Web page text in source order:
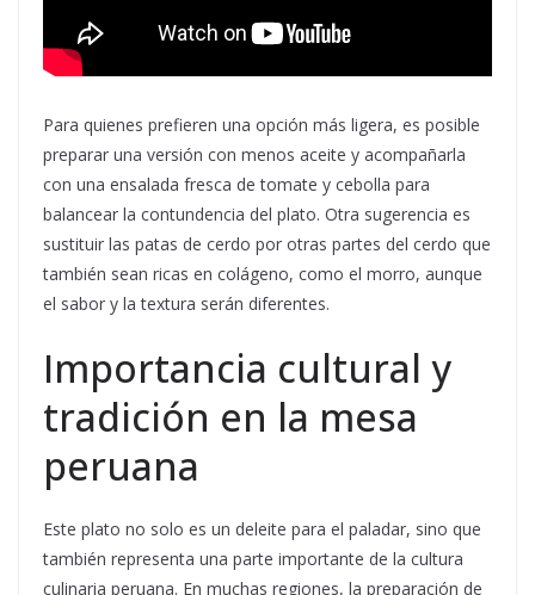
Para quienes prefieren una opción más ligera, es posible
preparar una versión con menos aceite y acompañarla
con una ensalada fresca de tomate y cebolla para
balancear la contundencia del plato. Otra sugerencia es
sustituir las patas de cerdo por otras partes del cerdo que
también sean ricas en colágeno, como el morro, aunque
el sabor y la textura serán diferentes.
Importancia cultural y
tradición en la mesa
peruana
Este plato no solo es un deleite para el paladar, sino que
también representa una parte importante de la cultura
culinaria peruana. En muchas regiones, la preparación de